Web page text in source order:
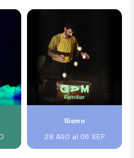
Sismo
28 AGO al 06 SEP